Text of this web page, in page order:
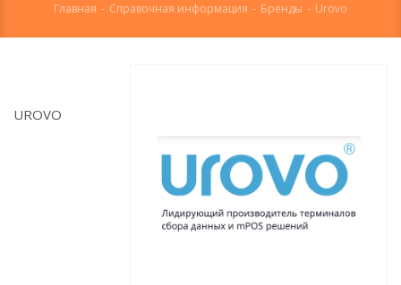
Главная - Справочная информация - Бренды - Urovo
UROVO